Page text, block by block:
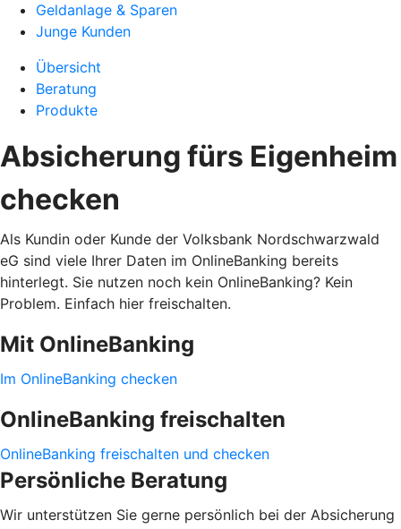
Geldanlage & Sparen
Junge Kunden
Übersicht
Beratung
Produkte
Absicherung fürs Eigenheim
checken
Als Kundin oder Kunde der Volksbank Nordschwarzwald
eG sind viele Ihrer Daten im OnlineBanking bereits
hinterlegt. Sie nutzen noch kein OnlineBanking? Kein
Problem. Einfach hier freischalten.
Mit OnlineBanking
Im OnlineBanking checken
OnlineBanking freischalten
OnlineBanking freischalten und checken
Persönliche Beratung
Wir unterstützen Sie gerne persönlich bei der Absicherung